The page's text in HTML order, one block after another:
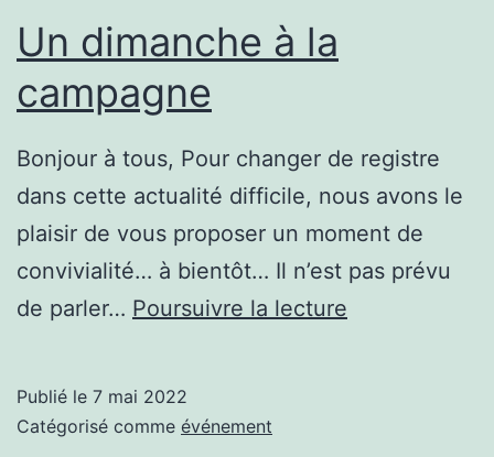
Un dimanche à la
campagne
Bonjour à tous, Pour changer de registre
dans cette actualité difficile, nous avons le
plaisir de vous proposer un moment de
convivialité… à bientôt… Il n’est pas prévu
de parler… Poursuivre la lecture
Publié le 7 mai 2022
Catégorisé comme événement